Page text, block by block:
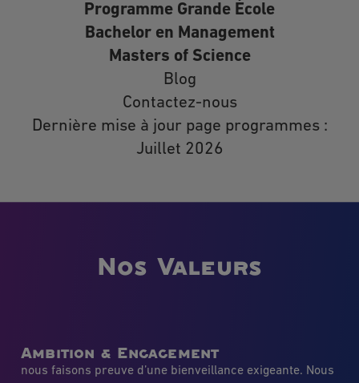
Programme Grande École
Bachelor en Management
Masters of Science
Blog
Contactez-nous
Dernière mise à jour page programmes :
Juillet 2026
Nos Valeurs
Ambition & Engagement
nous faisons preuve d’une bienveillance exigeante. Nous